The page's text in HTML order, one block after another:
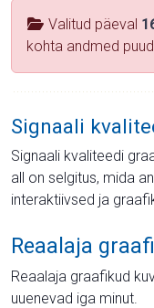
Valitud päeval
kohta andmed
Signaali
Signaali kvaliteedi
all on selgitus, mida
interaktiivsed ja
Reaalaja
Reaalaja graafikud
uuenevad iga minut.